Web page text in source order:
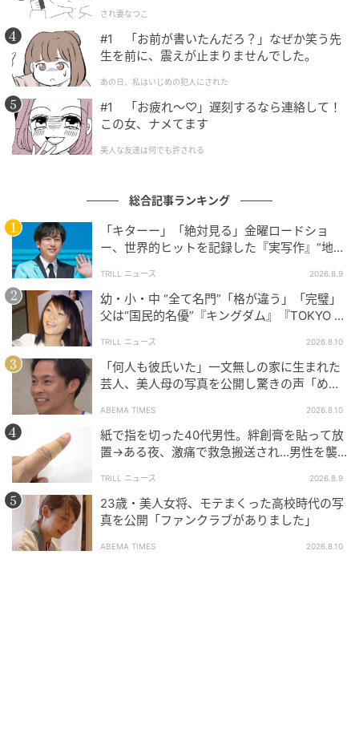
Eric Charbonneau / Getty Images
ヘンリー王子とメーガン妃にとって、若年層のデジタ
ル環境の改善は長年のライフワークでもある。2020年
以降、ソーシャルメディアがもたらす精神的・身体等
への危害について一貫して警鐘を鳴らし続けており、
主宰する慈善団体「アーチウェル・フィランソロピー
ズ」を通じて、SNSの負の側面で子どもを亡くした親
立ち上げるなど、精力的に活動してきた。また、2025
年12月にオーストラリア政府が世界に先駆けて導入し
た16歳未満のSNS禁止令が施行された際にも、その直
後に財団の公式サイトで「大胆で決定的な行動」と称
賛する声明を寄せていた。メーガン妃自身も、過去に
「世界で最もネットで叩かれた（トロールされた）人
間の一人」として陰湿なネットいじめに苦しんだ経験
があると発言しており、デジタル空間の安全性には人
一倍強いこだわりを持っている。
子どもの安全を語る姿勢を崩さない夫妻だが、その一
方で、世間からは「言動が矛盾している」とツッコミ
を入れる声も少なくない。子どもたちのデジタル上の
プライバシーを熱弁する一方で、自身やブランドの
SNSでアーチー王子やリリベット王女のプライベート
な映像や顔写真を、横顔や後ろ姿であるとはいえしっ
され妻なつこ
#1 「お前が書いたんだろ？」なぜか笑う先
生を前に、震えが止まりませんでした。
あの日、私はいじめの犯人にされた
#1 「お疲れ〜♡」遅刻するなら連絡して！
この女、ナメてます
美人な友達は何でも許される
総合記事ランキング
「キターー」「絶対見る」金曜ロードショ
ー、世界的ヒットを記録した『実写作』“地上
TRILL ニュース 2026.8.9
幼・小・中 “全て名門”「格が違う」「完璧」
父は“国民的名優”『キングダム』『TOKYO M
TRILL ニュース 2026.8.10
「何人も彼氏いた」一文無しの家に生まれた
芸人、美人母の写真を公開し驚きの声「めち
ABEMA TIMES 2026.8.10
紙で指を切った40代男性。絆創膏を貼って放
置→ある夜、激痛で救急搬送され…男性を襲
TRILL ニュース 2026.8.9
23歳・美人女将、モテまくった高校時代の写
真を公開「ファンクラブがありました」
ABEMA TIMES 2026.8.10